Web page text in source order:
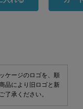
ケージのロゴを、順
品により旧ロゴと新
了承ください。